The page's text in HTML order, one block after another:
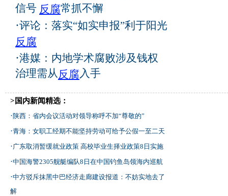
信号 反腐常抓不懈
·评论：落实“如实申报”利于阳光
反腐
·港媒：内地学术腐败涉及钱权
治理需从反腐入手
>国内新闻精选：
·陕西：省内会议活动对领导称呼不加“尊敬的”
·青海：女职工经期不能坚持劳动可给予公假一至二天
·广东取消暂缓就业政策 高校毕业生择业政策8日实施
·中国海警2305舰艇编队8日在中国钓鱼岛领海内巡航
·中方驳斥抹黑中巴经济走廊建设报道：不妨实地去了
解